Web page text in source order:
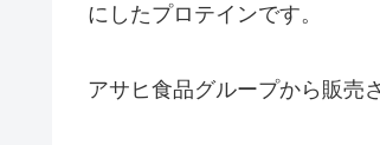
にしたプロテインです。
アサヒ食品グループから販売